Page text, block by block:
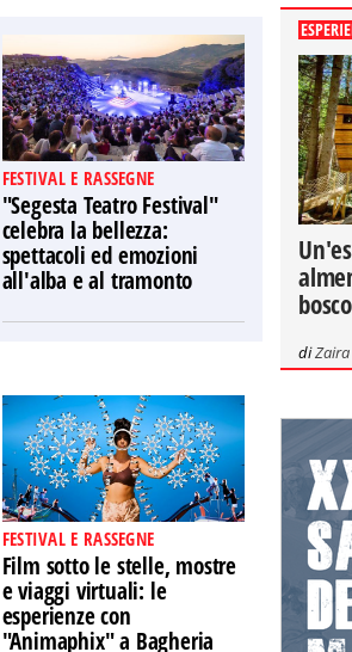
FESTIVAL E RASSEGNE
"Segesta Teatro Festival"
celebra la bellezza:
spettacoli ed emozioni
all'alba e al tramonto
FESTIVAL E RASSEGNE
Film sotto le stelle, mostre
e viaggi virtuali: le
esperienze con
"Animaphix" a Bagheria
di